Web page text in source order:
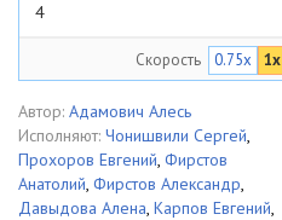
4
Скорость 0.75x 1x
Автор: Адамович Алесь
Исполняют: Чонишвили Сергей,
Прохоров Евгений, Фирстов
Анатолий, Фирстов Александр,
Давыдова Алена, Карпов Евгений,